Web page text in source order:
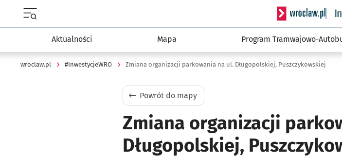
Serwis
Aktualności Mapa Program Tramwajowo-
wroclaw.pl #InwestycjeWRO Zmiana organizacji parkowania na ul. Długopolskiej, Puszczykowskiej
Powrót do mapy
Zmiana organizacji
Długopolskiej,